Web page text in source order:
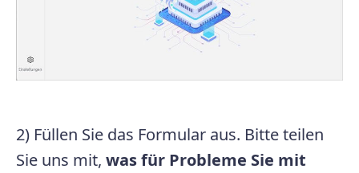
2) Füllen Sie das Formular aus. Bitte teilen
Sie uns mit, was für Probleme Sie mit